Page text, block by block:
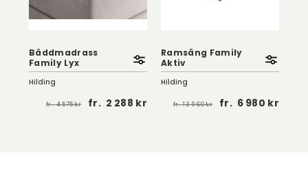
Bäddmadrass
Family Lyx
Hilding
fr.4 575 kr fr. 2 288 kr
Ramsäng Family
Aktiv
Hilding
fr.13 960 kr fr. 6 980 kr